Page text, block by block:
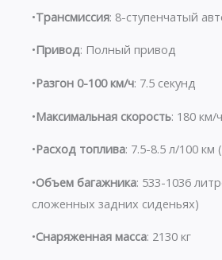
•Трансмиссия: 8-ступенчатый
•Привод: Полный привод
•Разгон 0-100 км/ч: 7.5 секунд
•Максимальная скорость: 180 км/ч
•Расход топлива: 7.5-8.5 л/100
•Объем багажника: 533-1036
сложенных задних сиденьях)
•Снаряженная масса: 2130 кг